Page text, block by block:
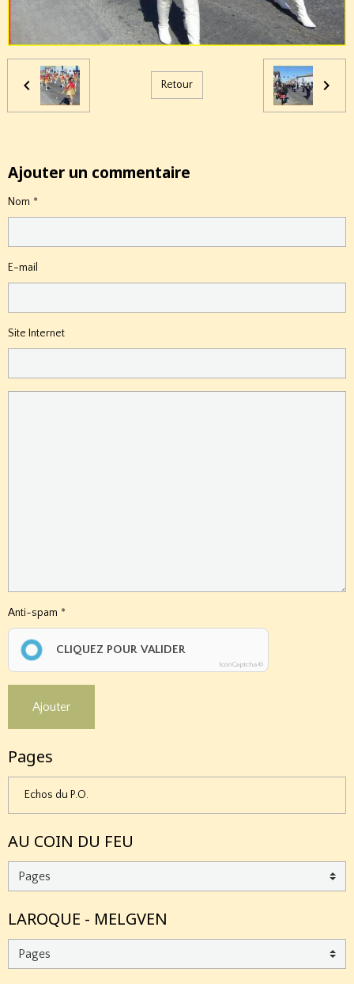
Retour
Ajouter un commentaire
Nom
E-mail
Site Internet
Anti-spam
CLIQUEZ POUR VALIDER
IconCaptcha ©
Ajouter
Pages
Echos du P.O.
AU COIN DU FEU
LAROQUE - MELGVEN